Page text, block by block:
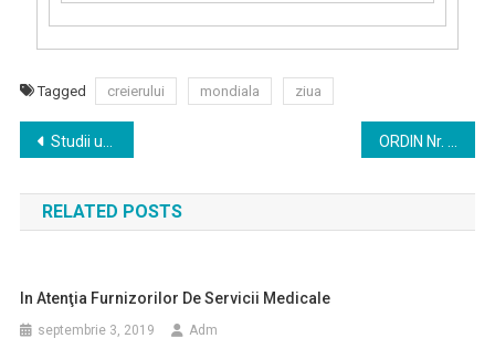
Tagged creierului mondiala ziua
Navigare
în
articole
Studii universitare de doctorat Universitatea de Medicina si Farmacie „Iuliu Hatieganu” Cluj-Napoca
RELATED POSTS
In Atenţia Furnizorilor De Servicii Medicale
septembrie 3, 2019 Adm